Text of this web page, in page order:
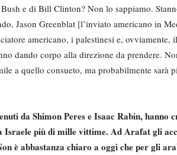
e di Bill Clinton? Non lo sappiamo.
Jason Greenblat [l’inviato americano in
americano, i palestinesi e, ovviamente,
dando corpo alla direzione da prendere.
a quello consueto, ma probabilmente sarà
da Shimon Peres e Isaac Rabin, hanno
Israele più di mille vittime. Ad Arafat gli
è abbastanza chiaro a oggi che per gli